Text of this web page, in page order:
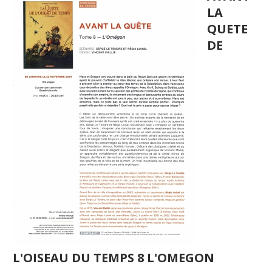
LA
QUETE
DE
L'OISEAU DU TEMPS 8 L'OMEGON